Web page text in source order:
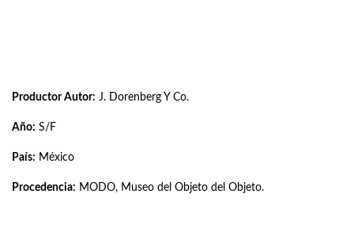
Productor Autor: J. Dorenberg Y Co.
Año: S/F
País: México
Procedencia: MODO, Museo del Objeto del Objeto.